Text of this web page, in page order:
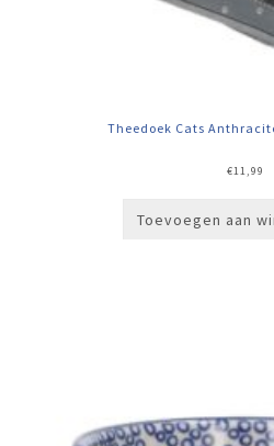
Theedoek Cats
€11,99
Toevoegen aan